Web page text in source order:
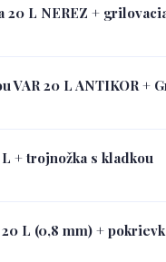
20 L NEREZ +
VAR 20 L ANTIKOR +
+ trojnožka s kladkou
L (0,8 mm) +